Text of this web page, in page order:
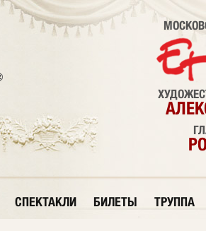
СПЕКТАКЛИ БИЛЕТЫ ТРУППА